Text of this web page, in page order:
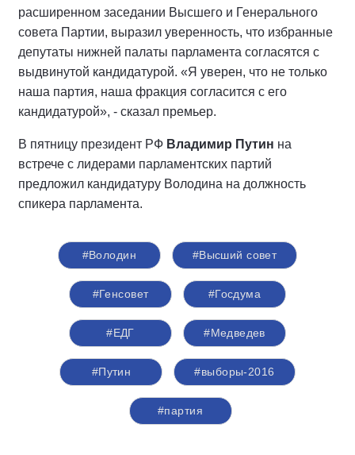
расширенном заседании Высшего и Генерального
совета Партии, выразил уверенность, что избранные
депутаты нижней палаты парламента согласятся с
выдвинутой кандидатурой. «Я уверен, что не только
наша партия, наша фракция согласится с его
кандидатурой», - сказал премьер.
В пятницу президент РФ Владимир Путин на
встрече с лидерами парламентских партий
предложил кандидатуру Володина на должность
спикера парламента.
#Володин #Высший совет
#Генсовет #Госдума
#ЕДГ #Медведев
#Путин #выборы-2016
#партия